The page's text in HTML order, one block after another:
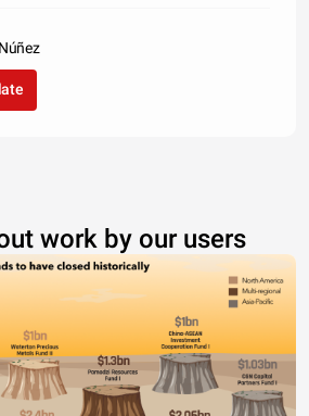
work by our users